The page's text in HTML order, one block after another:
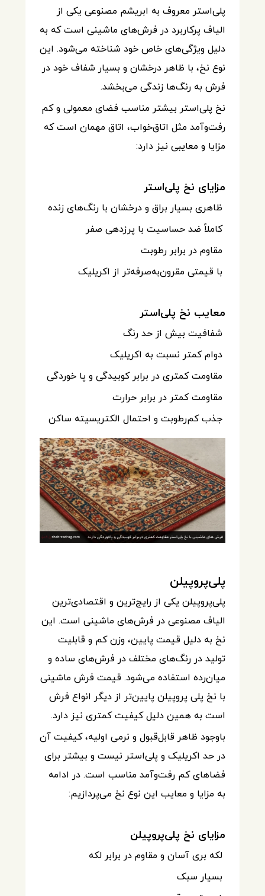
پلی‌استر معروف به ابریشم مصنوعی یکی از
الیاف پرکاربرد در فرش‌های ماشینی است که به
دلیل ویژگی‌های خاص خود شناخته می‌شود. این
نوع نخ، با ظاهر درخشان و بسیار شفاف خود در
فرش به رنگ‌ها زندگی می‌بخشد.
نخ پلی‌استر بیشتر مناسب فضای معمولی و کم
رفت‌وآمد مثل اتاق‌خواب، اتاق مهمان است که
مزایا و معایبی نیز دارد:
مزایای نخ پلی‌استر
ظاهری بسیار براق و درخشان با رنگ‌های زنده
کاملاً ضد حساسیت با پرزدهی صفر
مقاوم در برابر رطوبت
با قیمتی مقرون‌به‌صرفه‌تر از اکریلیک
معایب نخ پلی‌استر
شفافیت بیش از حد رنگ
دوام کمتر نسبت به اکریلیک
مقاومت کمتری در برابر کوبیدگی و پا خوردگی
مقاومت کمتر در برابر حرارت
جذب کم‌رطوبت و احتمال الکتریسیته ساکن
پلی‌پروپیلن
پلی‌پروپیلن یکی از رایج‌ترین و اقتصادی‌ترین
الیاف مصنوعی در فرش‌های ماشینی است. این
نخ به دلیل قیمت پایین، وزن کم و قابلیت
تولید در رنگ‌های مختلف در فرش‌های ساده و
میان‌رده استفاده می‌شود. قیمت فرش ماشینی
با نخ پلی پروپیلن پایین‌تر از دیگر انواع فرش
است به همین دلیل کیفیت کمتری نیز دارد.
باوجود ظاهر قابل‌قبول و نرمی اولیه، کیفیت آن
در حد اکریلیک و پلی‌استر نیست و بیشتر برای
فضاهای کم رفت‌وآمد مناسب است. در ادامه
به مزایا و معایب این نوع نخ می‌پردازیم:
مزایای نخ پلی‌پروپیلن
لکه بری آسان و مقاوم در برابر لکه
بسیار سبک